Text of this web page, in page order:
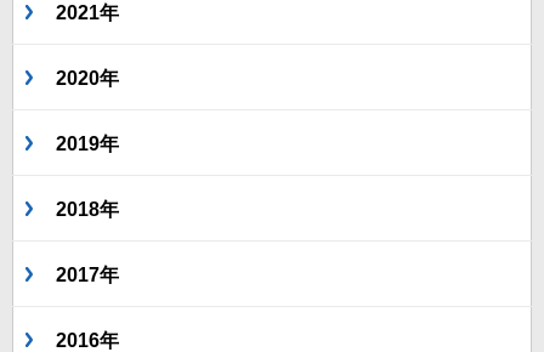
2021年
2020年
2019年
2018年
2017年
2016年